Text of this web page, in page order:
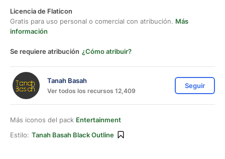
Licencia de Flaticon
Gratis para uso personal o comercial con atribución. Más
información
Se requiere atribución ¿Cómo atribuir?
Tanah Basah
Ver todos los recursos 12,409
Seguir
Más iconos del pack Entertainment
Estilo: Tanah Basah Black Outline